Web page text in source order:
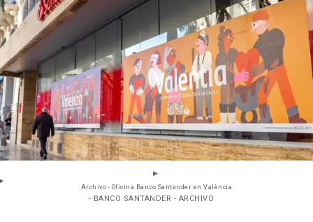
Archivo - Oficina Banco Santander en València
- BANCO SANTANDER - ARCHIVO